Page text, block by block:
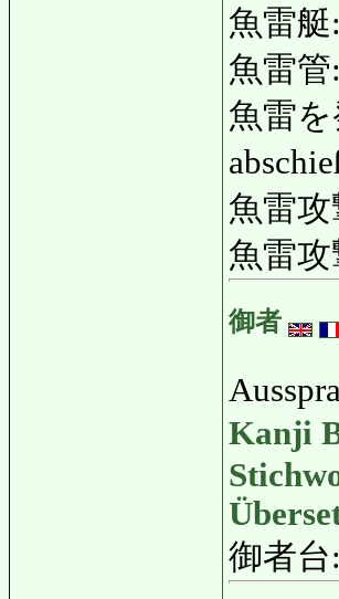
魚雷艇:
魚雷管:
魚雷
魚雷攻
魚雷
御者
Kanji
御者台: